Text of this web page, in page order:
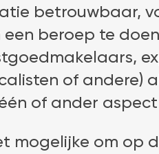
betrouwbaar,
beroep te
of andere)
of ander
mogelijke om op